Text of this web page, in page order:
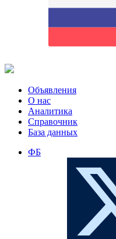
Объявления
О нас
Аналитика
Справочник
База данных
ФБ